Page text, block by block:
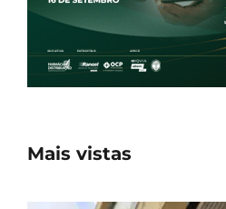
Mais vistas